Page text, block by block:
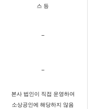
스 등
–
–
본사 법인이 직접 운영하여
소상공인에 해당하지 않음